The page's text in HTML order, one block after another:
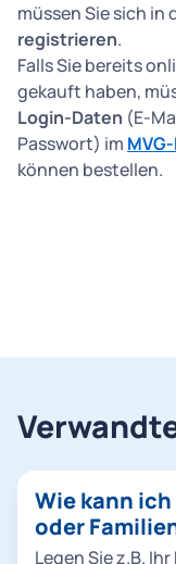
müssen Sie sich in
registrieren.
Falls Sie bereits
gekauft haben,
Login-Daten (E-
Passwort) im
können bestellen.
Wie kann
oder
Legen Sie z.B.